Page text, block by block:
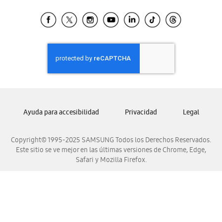
Samsung Ecuador
Samsung El Salvador
Samsung Guatemala
Samsung Honduras
Samsung Nicaragua
Samsung Venezuela
Copyright© 1995-2025 SAMSUNG Todos los Derechos Reservados.
Este sitio se ve mejor en las últimas versiones de Chrome, Edge,
Safari y Mozilla Firefox.
Ayuda para accesibilidad Privacidad Legal